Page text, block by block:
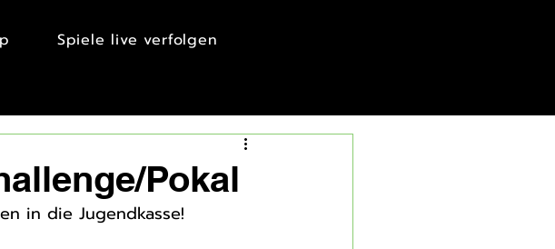
Spiele live verfolgen
Pokal
in die Jugendkasse!